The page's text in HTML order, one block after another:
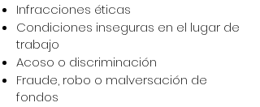
Infracciones éticas
Condiciones inseguras en el lugar de
trabajo
Acoso o discriminación
Fraude, robo o malversación de
fondos